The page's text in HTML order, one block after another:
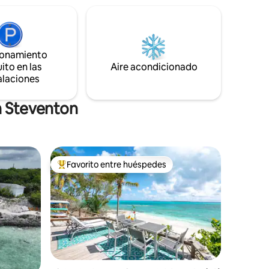
a una
que se
cocina del chef, la piscina climatizada
(con cargo adicional), la bañera de
hidromasaje, el cine en casa y la terraza
en las
Aire acondicionado
Steventon
Favorito entre huéspedes preferido
Favorito entre huéspedes